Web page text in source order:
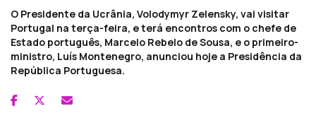
O Presidente da Ucrânia, Volodymyr Zelensky, vai visitar
Portugal na terça-feira, e terá encontros com o chefe de
Estado português, Marcelo Rebelo de Sousa, e o primeiro-
ministro, Luís Montenegro, anunciou hoje a Presidência da
República Portuguesa.